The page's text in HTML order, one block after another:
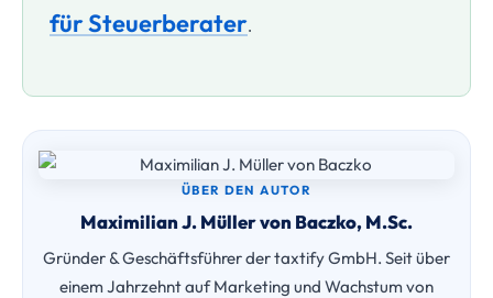
für Steuerberater.
ÜBER DEN AUTOR
Maximilian J. Müller von Baczko, M.Sc.
Gründer & Geschäftsführer der taxtify GmbH. Seit über
einem Jahrzehnt auf Marketing und Wachstum von